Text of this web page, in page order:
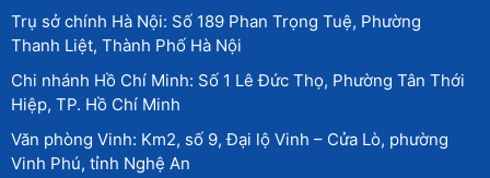
Trụ sở chính Hà Nội: Số 189 Phan Trọng Tuệ, Phường
Thanh Liệt, Thành Phố Hà Nội
Chi nhánh Hồ Chí Minh: Số 1 Lê Đức Thọ, Phường Tân Thới
Hiệp, TP. Hồ Chí Minh
Văn phòng Vinh: Km2, số 9, Đại lộ Vinh – Cửa Lò, phường
Vinh Phú, tỉnh Nghệ An